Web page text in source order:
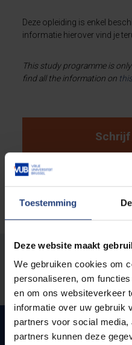
Toestemming
Deze website maakt
We gebruiken cookies om
personaliseren, om
en om ons websiteverkeer
informatie over uw gebruik
partners voor social
partners kunnen deze
Deze opleiding is enkel
informatie hierover vind je
This study programme is
find all the information on
Stond er een fout
Laat